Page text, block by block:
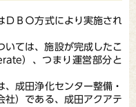
ＢＯ方式により実施され
ては、施設が完成したこ
）、つまり運営部分と
成田浄化センター整備・
社）である、成田アクアテ